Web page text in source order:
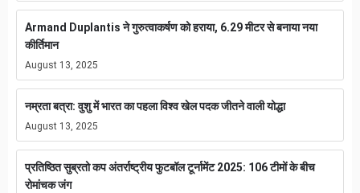
Armand Duplantis ने गुरुत्वाकर्षण को हराया, 6.29 मीटर से बनाया नया
कीर्तिमान
August 13, 2025
नम्रता बत्रा: वुशु में भारत का पहला विश्व खेल पदक जीतने वाली योद्धा
August 13, 2025
प्रतिष्ठित सुब्रतो कप अंतर्राष्ट्रीय फुटबॉल टूर्नामेंट 2025: 106 टीमों के बीच
रोमांचक जंग